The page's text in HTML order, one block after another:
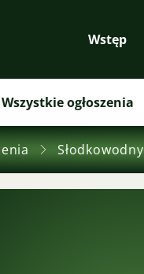
Wstęp
Wszystkie ogłoszenia
Słodkowodny